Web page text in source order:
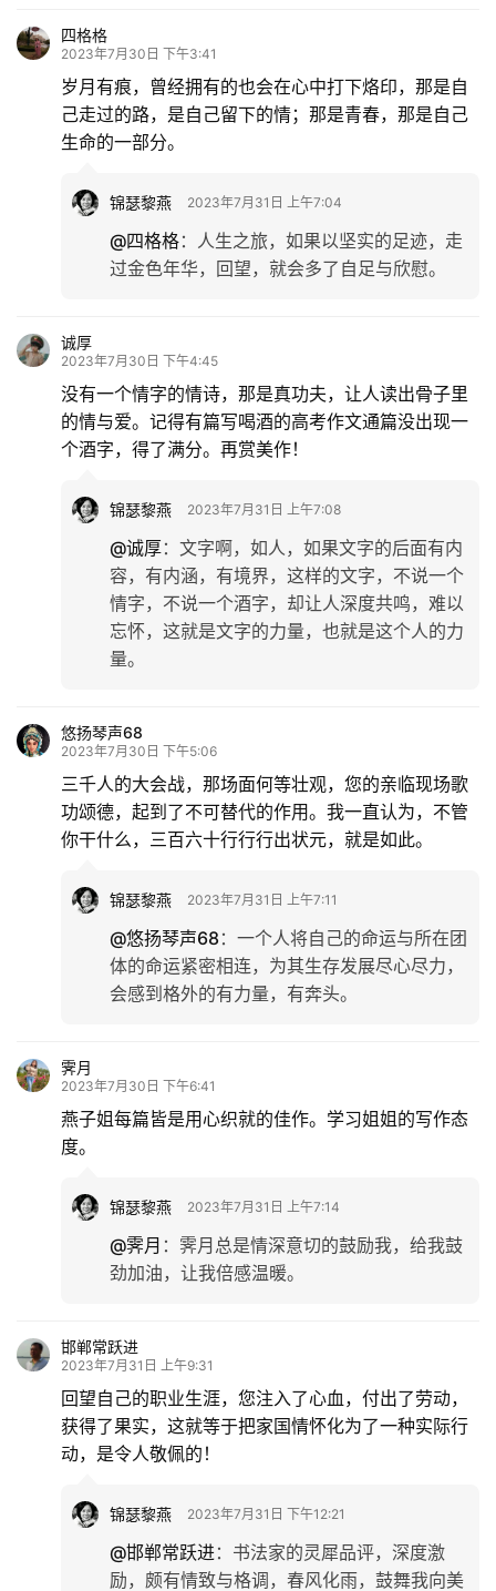
四格格
2023年7月30日 下午3:41
岁月有痕，曾经拥有的也会在心中打下烙印，那是自
己走过的路，是自己留下的情；那是青春，那是自己
生命的一部分。
锦瑟黎燕 2023年7月31日 上午7:04
@四格格： 人生之旅，如果以坚实的足迹，走
过金色年华，回望，就会多了自足与欣慰。
诚厚
2023年7月30日 下午4:45
没有一个情字的情诗，那是真功夫，让人读出骨子里
的情与爱。记得有篇写喝酒的高考作文通篇没出现一
个酒字，得了满分。再赏美作！
锦瑟黎燕 2023年7月31日 上午7:08
@诚厚： 文字啊，如人，如果文字的后面有内
容，有内涵，有境界，这样的文字，不说一个
情字，不说一个酒字，却让人深度共鸣，难以
忘怀，这就是文字的力量，也就是这个人的力
量。
悠扬琴声68
2023年7月30日 下午5:06
三千人的大会战，那场面何等壮观，您的亲临现场歌
功颂德，起到了不可替代的作用。我一直认为，不管
你干什么，三百六十行行行出状元，就是如此。
锦瑟黎燕 2023年7月31日 上午7:11
@悠扬琴声68： 一个人将自己的命运与所在团
体的命运紧密相连，为其生存发展尽心尽力，
会感到格外的有力量，有奔头。
霁月
2023年7月30日 下午6:41
燕子姐每篇皆是用心织就的佳作。学习姐姐的写作态
度。
锦瑟黎燕 2023年7月31日 上午7:14
@霁月 ： 霁月总是情深意切的鼓励我，给我鼓
劲加油，让我倍感温暖。
邯郸常跃进
2023年7月31日 上午9:31
回望自己的职业生涯，您注入了心血，付出了劳动，
获得了果实，这就等于把家国情怀化为了一种实际行
动，是令人敬佩的！
锦瑟黎燕 2023年7月31日 下午12:21
@邯郸常跃进： 书法家的灵犀品评，深度激
励，颇有情致与格调，春风化雨，鼓舞我向美